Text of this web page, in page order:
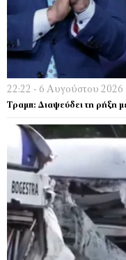
22:22 - 6 Αυγούστου 2026
Τραμπ: Διαψεύδει τη ρήξη